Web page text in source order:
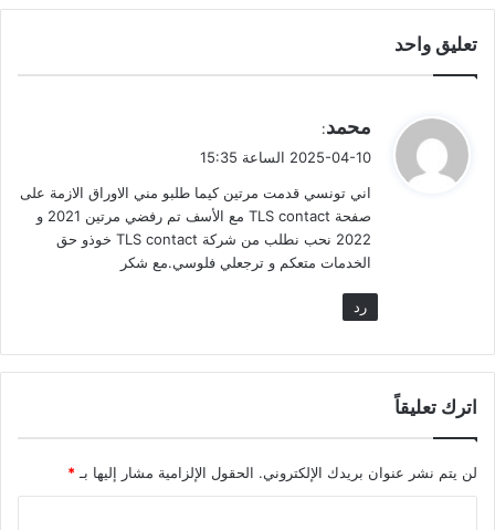
تعليق واحد
ل
محمد:
2025-04-10 الساعة 15:35
اني تونسي قدمت مرتين كيما طلبو مني الاوراق الازمة على
صفحة TLS contact مع الأسف تم رفضي مرتين 2021 و
2022 نحب نطلب من شركة TLS contact خوذو حق
الخدمات متعكم و ترجعلي فلوسي.مع شكر
رد
اترك تعليقاً
لن يتم نشر عنوان بريدك الإلكتروني. الحقول الإلزامية مشار إليها بـ *